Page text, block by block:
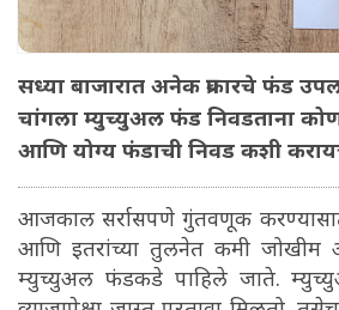
सध्या बाजारात अनेक प्रकारचे फंड
चांगला म्युच्युअल फंड निवडताना
आणि योग्य फंडाची निवड कशी
आजकाल सर्रासपणे गुंतवणूक
आणि इतरांच्या तुलनेत कमी जोखीम
म्युच्युअल फंडकडे पाहिले जाते.